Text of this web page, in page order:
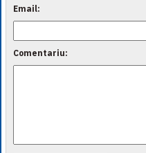
Email:
Comentariu: